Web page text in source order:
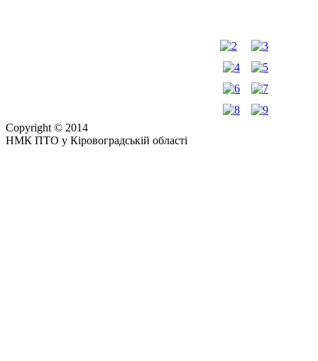
Copyright © 2014
НМК ПТО у Кіровоградській області